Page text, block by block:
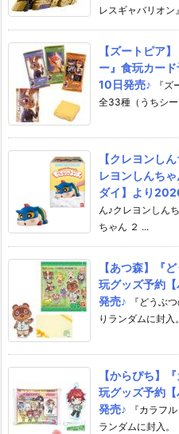
レスギャバリオン
【ズートピア
ー』食玩カー
10日発売♪
『
全33種（うちシ
【クレヨンし
レヨンしんち
ダイ】より
ん♪クレヨンしん
ちゃん ２ ...
【あつ森】『
玩グッズ予約
発売♪
『どうぶ
りランダムに封入
【からぴち】
玩グッズ予約
発売♪
『カラフ
ランダムに封入。